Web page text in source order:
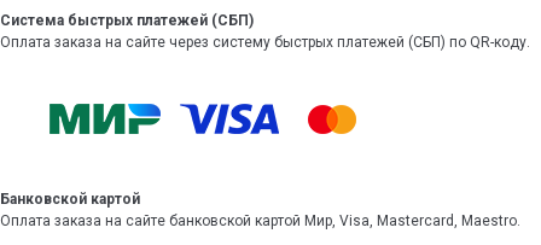
Система быстрых платежей (СБП)
Оплата заказа на сайте через систему быстрых платежей (СБП) по QR-коду.
Банковской картой
Оплата заказа на сайте банковской картой Мир, Visa, Mastercard, Maestro.